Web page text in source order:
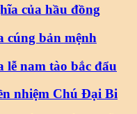
của hầu đồng
cúng bản mệnh
lễ nam tào bắc đẩu
nhiệm Chú Đại Bi